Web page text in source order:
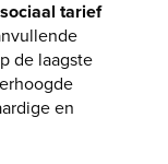
tarief
de laagste
en